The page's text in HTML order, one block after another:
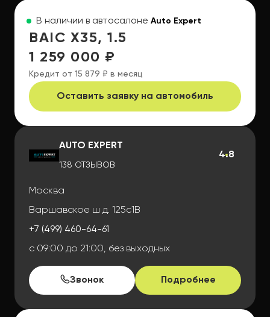
В наличии в автосалоне Auto Expert
BAIC X35, 1.5
1 259 000 ₽
Кредит от 15 879 ₽ в месяц
Оставить заявку на автомобиль
AUTO EXPERT
138 ОТЗЫВОВ
4.8
Москва
Варшавское ш д. 125с1В
+7 (499) 460-64-61
с 09:00 до 21:00, без выходных
Звонок Подробнее